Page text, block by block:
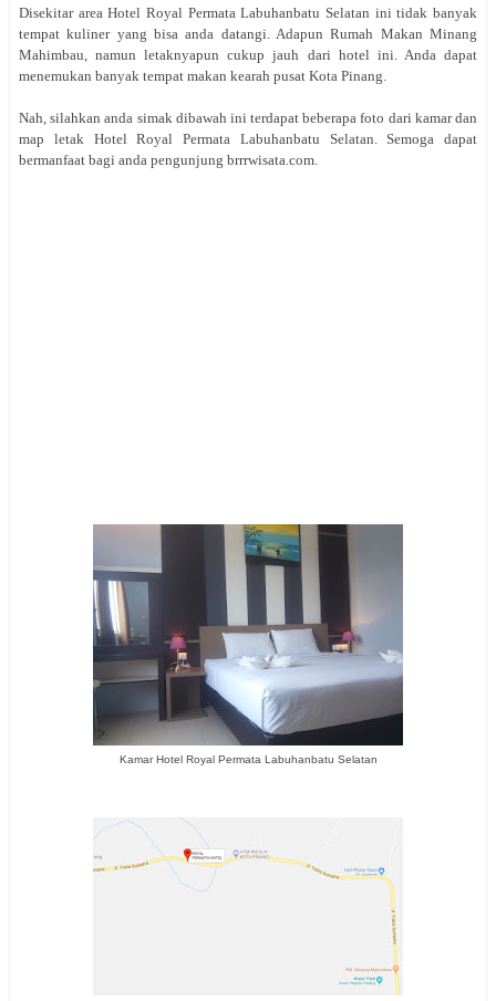
Disekitar area Hotel Royal Permata Labuhanbatu Selatan ini tidak banyak
tempat kuliner yang bisa anda datangi. Adapun Rumah Makan Minang
Mahimbau, namun letaknyapun cukup jauh dari hotel ini. Anda dapat
menemukan banyak tempat makan kearah pusat Kota Pinang.
Nah, silahkan anda simak dibawah ini terdapat beberapa foto dari kamar dan
map letak Hotel Royal Permata Labuhanbatu Selatan. Semoga dapat
bermanfaat bagi anda pengunjung brrrwisata.com.
Kamar Hotel Royal Permata Labuhanbatu Selatan